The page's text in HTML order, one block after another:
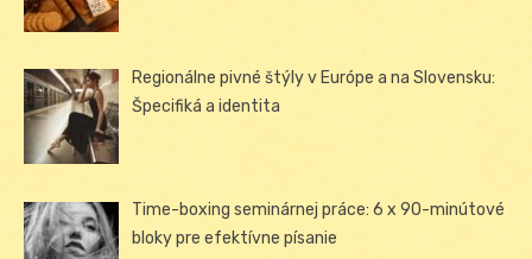
Regionálne pivné štýly v Európe a na Slovensku:
Špecifiká a identita
Time-boxing seminárnej práce: 6 x 90-minútové
bloky pre efektívne písanie